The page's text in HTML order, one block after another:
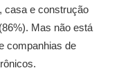
casa e construção
Mas não está
companhias de